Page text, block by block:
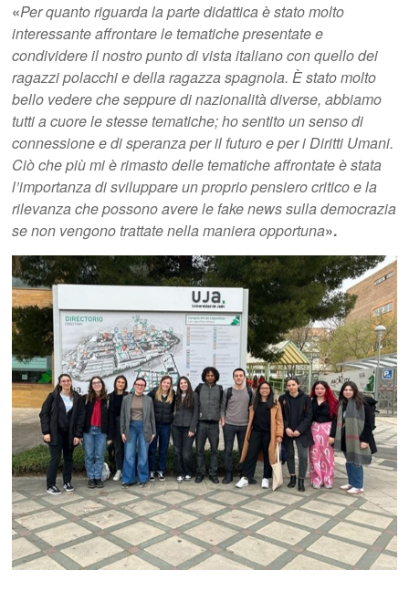
«Per quanto riguarda la parte didattica è stato molto
interessante affrontare le tematiche presentate e
condividere il nostro punto di vista italiano con quello dei
ragazzi polacchi e della ragazza spagnola. È stato molto
bello vedere che seppure di nazionalità diverse, abbiamo
tutti a cuore le stesse tematiche; ho sentito un senso di
connessione e di speranza per il futuro e per i Diritti Umani.
Ciò che più mi è rimasto delle tematiche affrontate è stata
l’importanza di sviluppare un proprio pensiero critico e la
rilevanza che possono avere le fake news sulla democrazia
se non vengono trattate nella maniera opportuna».